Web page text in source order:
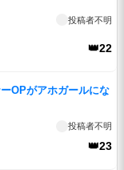
投稿者不明
👑22
OPがアホガールにな
投稿者不明
👑23